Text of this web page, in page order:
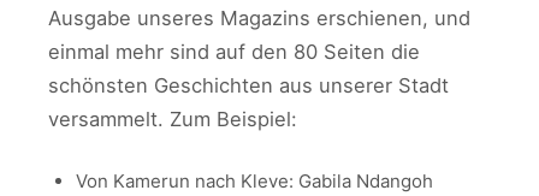
Ausgabe unseres Magazins erschienen, und
einmal mehr sind auf den 80 Seiten die
schönsten Geschichten aus unserer Stadt
versammelt. Zum Beispiel:
Von Kamerun nach Kleve: Gabila Ndangoh